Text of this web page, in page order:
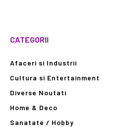
CATEGORII
Afaceri si Industrii
Cultura si Entertainment
Diverse Noutati
Home & Deco
Sanatate / Hobby